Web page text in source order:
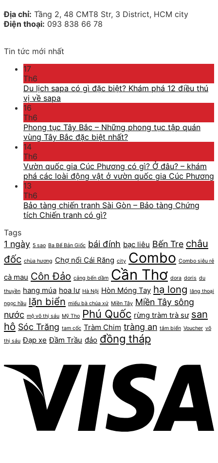
Địa chỉ: Tầng 2, 48 CMT8 Str, 3 District, HCM city
Điện thoại: 093 838 66 78
Tin tức mới nhất
17
Th6
Du lịch sapa có gì đặc biệt? Khám phá 12 điều thú
vị về sapa
16
Th6
Phong tục Tây Bắc – Những phong tục tập quán
vùng Tây Bắc đặc biệt nhất?
14
Th6
Vườn quốc gia Cúc Phương có gì? Ở đâu? – khám
phá các loài động vật ở vườn quốc gia Cúc Phương
13
Th6
Bảo tàng chiến tranh Sài Gòn – Bảo tàng Chứng
tích Chiến tranh có gì?
Tags
1 ngày 5 sao Ba Bể Bản Giốc bái đính bạc liêu Bến Tre châu
đốc chùa hương Chợ nổi Cái Răng city Combo Combo siêu rẻ
cà mau Côn Đảo cảng bến dầm Cần Thơ dora doris du
thuyền hang múa hoa lư Hà Nội Hòn Móng Tay hạ long lăng thoại
ngọc hầu lặn biển miếu bà chúa xứ Miền Tây Miền Tây sông
nước mộ võ thị sáu Mỹ Tho Phú Quốc rừng tràm trà sư san
hô Sóc Trăng tam cốc Tràm Chim tràng an tắm biển Voucher võ
thị sáu Đạp xe Đầm Trầu đảo đồng tháp